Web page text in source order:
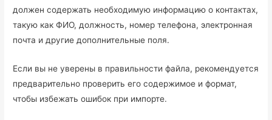
должен содержать необходимую информацию о контактах,
такую как ФИО, должность, номер телефона, электронная
почта и другие дополнительные поля.
Если вы не уверены в правильности файла, рекомендуется
предварительно проверить его содержимое и формат,
чтобы избежать ошибок при импорте.